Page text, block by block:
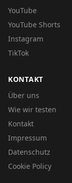
YouTube
YouTube Shorts
Instagram
TikTok
KONTAKT
Über uns
Wie wir testen
Kontakt
Impressum
Datenschutz
Cookie Policy